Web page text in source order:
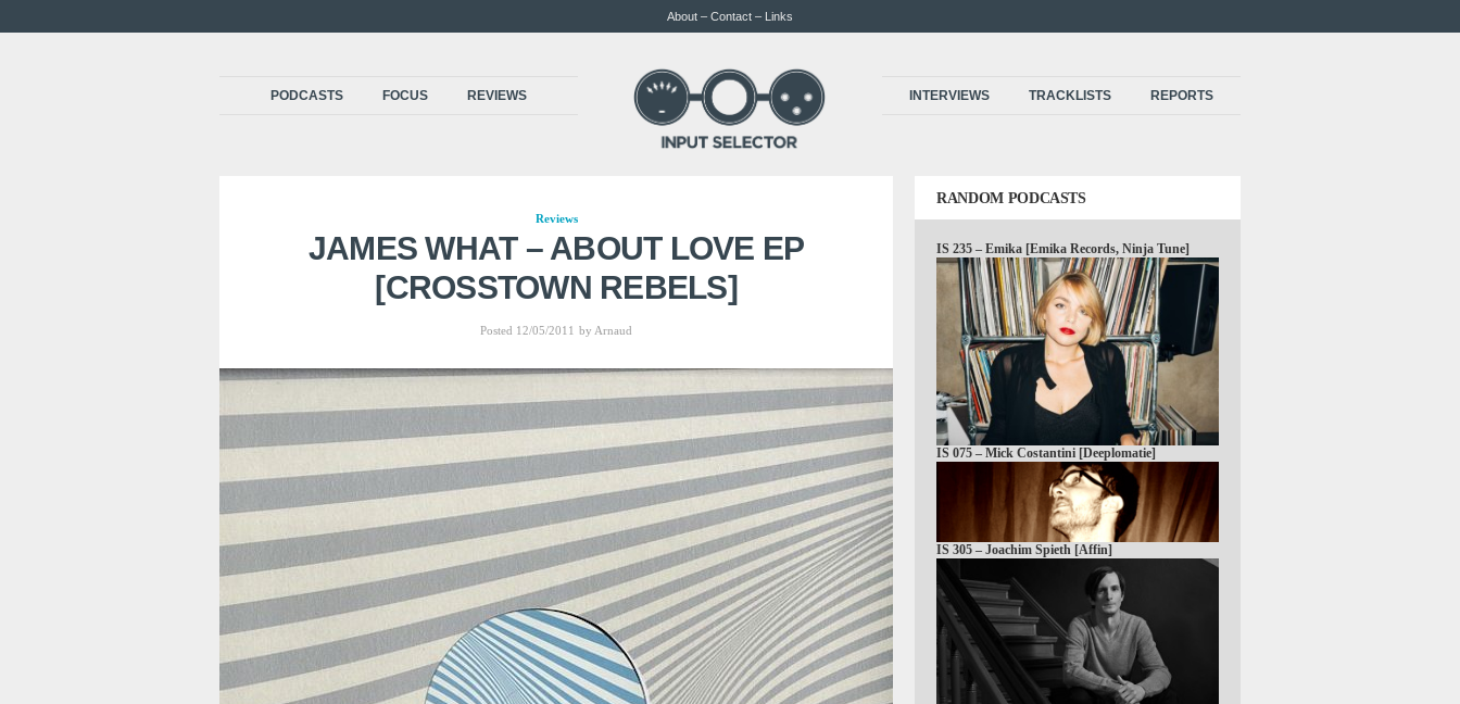
About – Contact – Links
PODCASTS FOCUS REVIEWS INTERVIEWS TRACKLISTS REPORTS
Reviews
JAMES WHAT – ABOUT LOVE EP
[CROSSTOWN REBELS]
Posted 12/05/2011 by Arnaud
RANDOM PODCASTS
IS 235 – Emika [Emika Records, Ninja Tune]
IS 075 – Mick Costantini [Deeplomatie]
IS 305 – Joachim Spieth [Affin]